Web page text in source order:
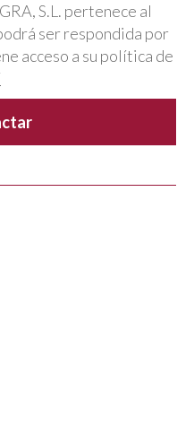
S.L. pertenece al
ser respondida por
acceso a su política de